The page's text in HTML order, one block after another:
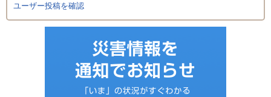
ユーザー投稿を確認